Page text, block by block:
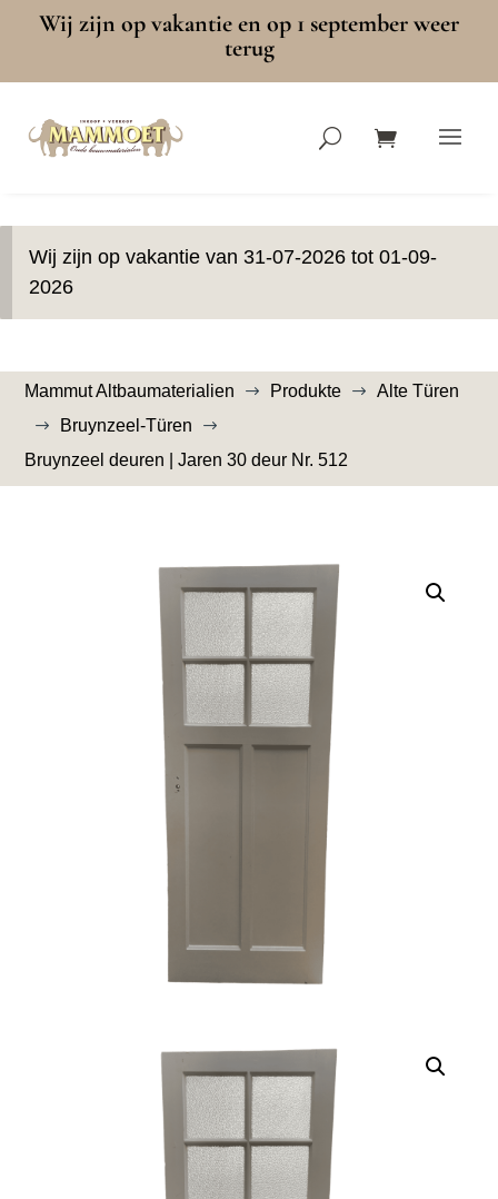
Wij zijn op vakantie en op 1 september weer
terug
Wij zijn op vakantie van 31-07-2026 tot 01-09-
2026
Mammut Altbaumaterialien $ Produkte $ Alte Türen
$ Bruynzeel-Türen $
Bruynzeel deuren | Jaren 30 deur Nr. 512